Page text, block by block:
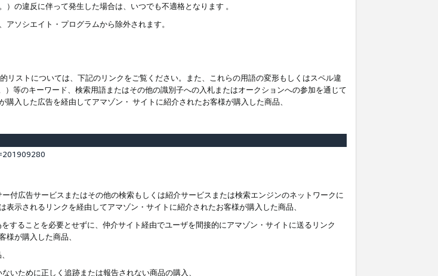
）の違反に伴って発生した場合は、いつでも不適格となります 。
ソシエイト・プログラムから除外されます。
ストについては、下記のリンクをご覧ください。また、これらの用語の変形もしくはスペル違
等のキーワード、検索用語またはその他の識別子への入札またはオークションへの参加を通じて
購入した広告を経由してアマゾン・ サイトに紹介されたお客様が購入した商品、
付広告サービスまたはその他の検索もしくは紹介サービスまたは検索エンジンのネットワークに
表示されるリンクを経由してアマゾン・サイトに紹介されたお客様が購入した商品、
することを必要とせずに、仲介サイト経由でユーザを間接的にアマゾン・サイトに送るリンク
様が購入した商品、
いために正しく追跡または報告されない商品の購入、